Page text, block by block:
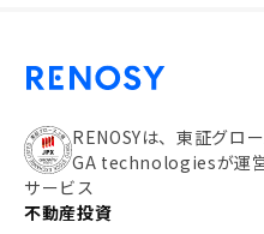
RENOSYは、東証グロ
GA technologiesが運営
サービス
不動産投資